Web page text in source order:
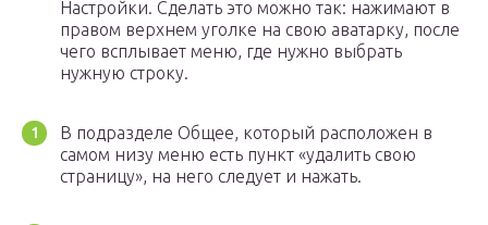
Настройки. Сделать это можно так: нажимают в
правом верхнем уголке на свою аватарку, после
чего всплывает меню, где нужно выбрать
нужную строку.
В подразделе Общее, который расположен в
самом низу меню есть пункт «удалить свою
страницу», на него следует и нажать.